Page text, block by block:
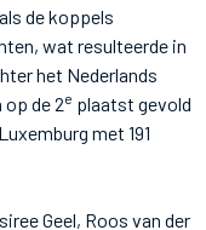
de koppels
wat resulteerde in
het Nederlands
de 2e plaatst gevold
met 191
Geel, Roos van der